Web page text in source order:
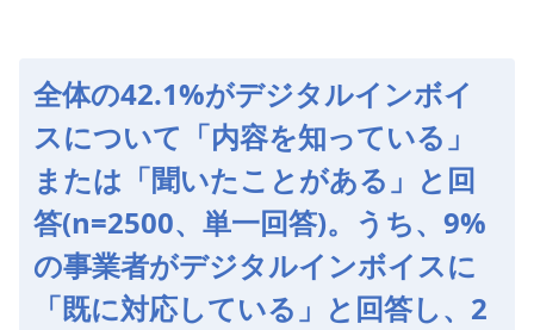
全体の42.1%がデジタルインボイ
スについて「内容を知っている」
または「聞いたことがある」と回
答(n=2500、単一回答)。うち、9%
の事業者がデジタルインボイスに
「既に対応している」と回答し、2